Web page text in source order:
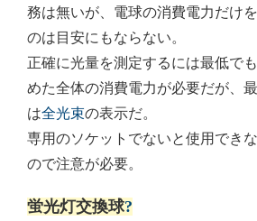
務は無いが、電球の消費電力だけ
のは目安にもならない。
正確に光量を測定するには最低で
めた全体の消費電力が必要だが、
は全光束の表示だ。
専用のソケットでないと使用でき
ので注意が必要。
蛍光灯交換球?